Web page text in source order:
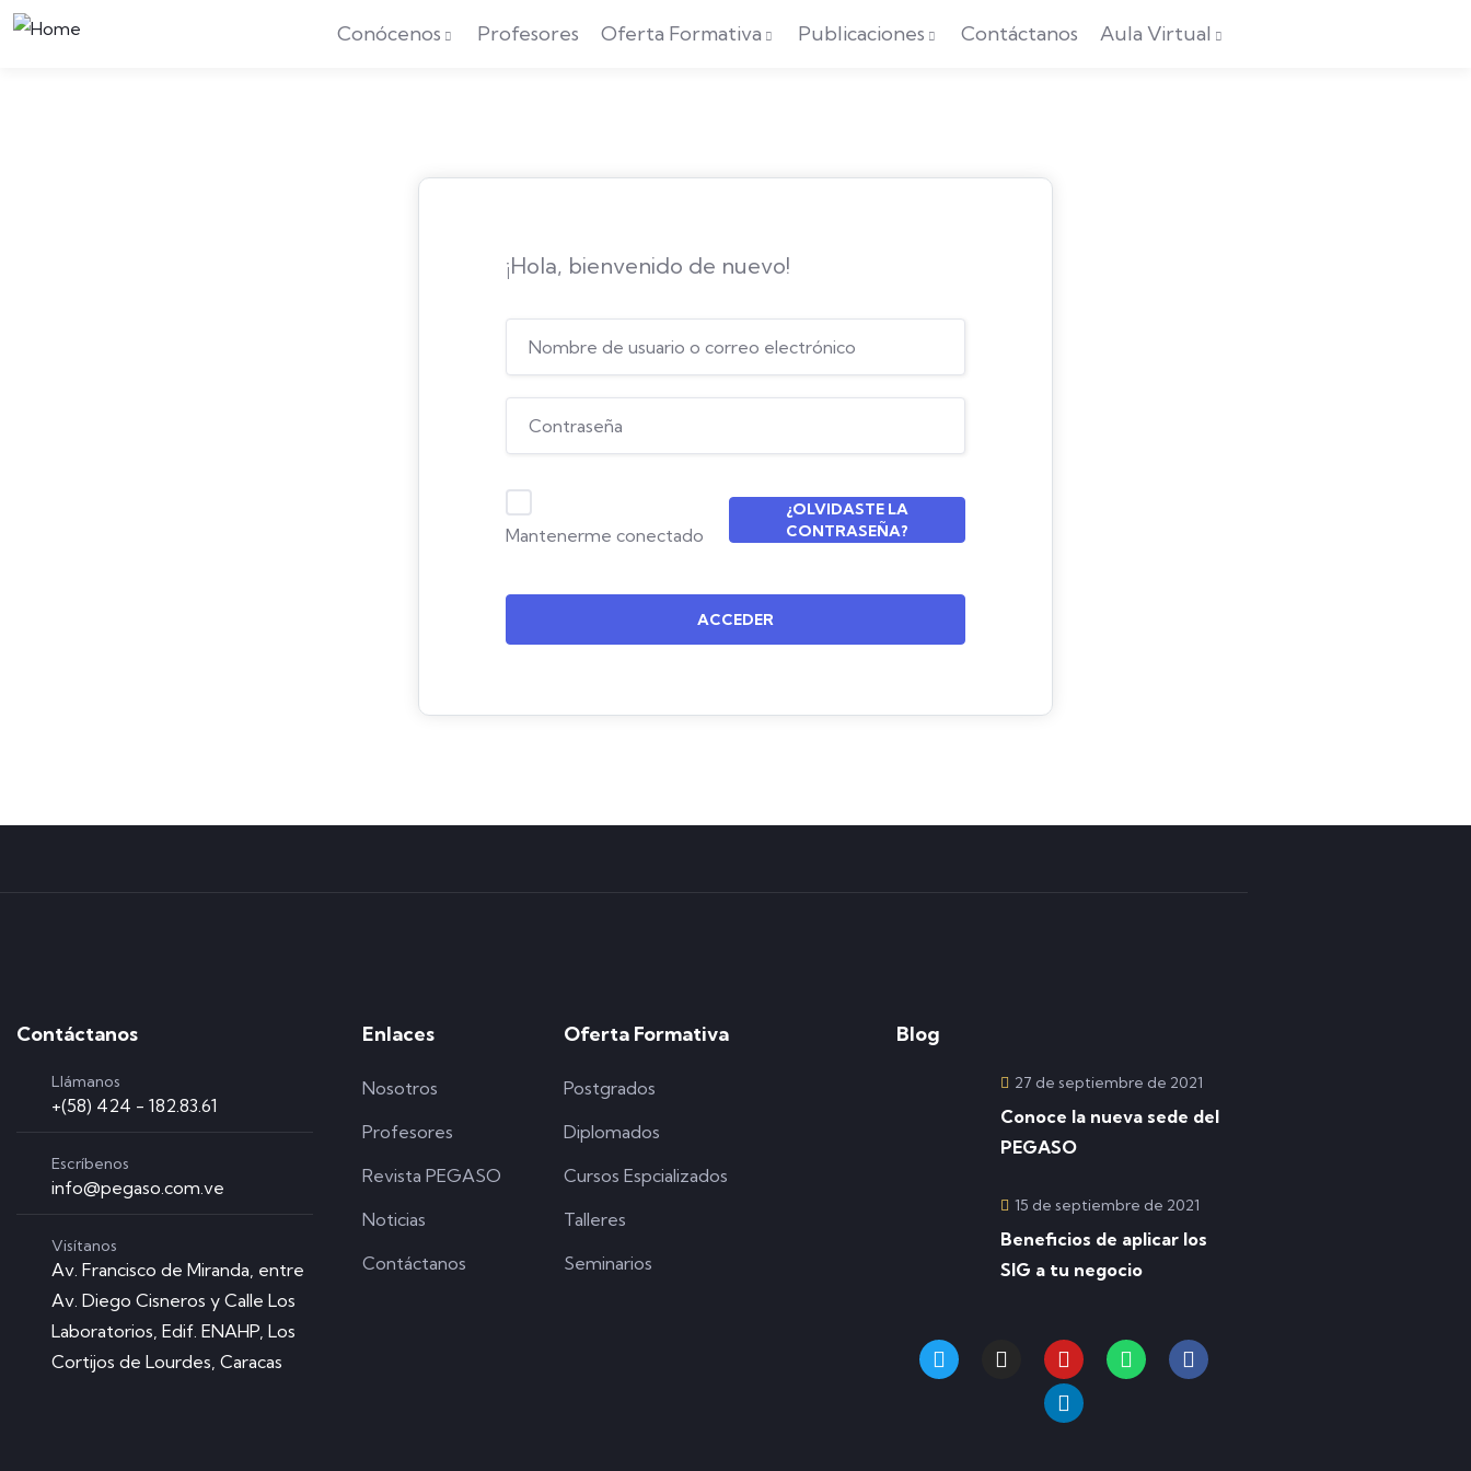
Conócenos Profesores Oferta Formativa Publicaciones Contáctanos Aula Virtual
¡Hola, bienvenido de nuevo!
Mantenerme conectado
¿OLVIDASTE LA
CONTRASEÑA?
ACCEDER
Contáctanos
Llámanos
+(58) 424 - 182.83.61
Escríbenos
info@pegaso.com.ve
Visítanos
Av. Francisco de Miranda, entre
Av. Diego Cisneros y Calle Los
Laboratorios, Edif. ENAHP, Los
Cortijos de Lourdes, Caracas
Enlaces
Nosotros
Profesores
Revista PEGASO
Noticias
Contáctanos
Oferta Formativa
Postgrados
Diplomados
Cursos Espcializados
Talleres
Seminarios
Blog
27 de septiembre de 2021
Conoce la nueva sede del
PEGASO
15 de septiembre de 2021
Beneficios de aplicar los
SIG a tu negocio